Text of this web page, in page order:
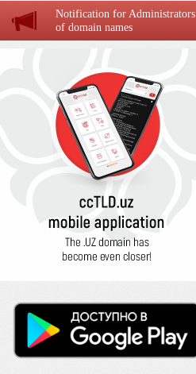
Notification for Administrators
of domain names